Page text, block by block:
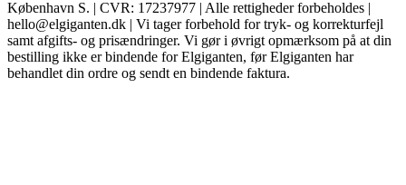
København S. | CVR: 17237977 | Alle rettigheder forbeholdes |
hello@elgiganten.dk | Vi tager forbehold for tryk- og korrekturfejl
samt afgifts- og prisændringer. Vi gør i øvrigt opmærksom på at din
bestilling ikke er bindende for Elgiganten, før Elgiganten har
behandlet din ordre og sendt en bindende faktura.